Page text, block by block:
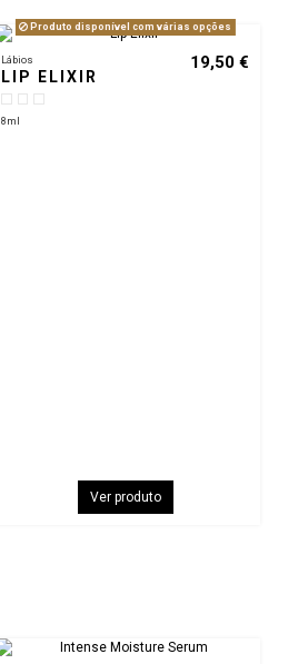
Produto disponível com várias opções
Lábios
LIP ELIXIR
19,50 €
8ml
Ver produto